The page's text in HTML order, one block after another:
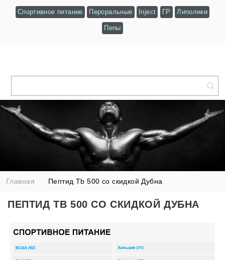
Спортивное питание Пероральные Inject ГР Липолики
Пепы
Главная Пептид Tb 500 со скидкой Дубна
ПЕПТИД TB 500 СО СКИДКОЙ ДУБНА